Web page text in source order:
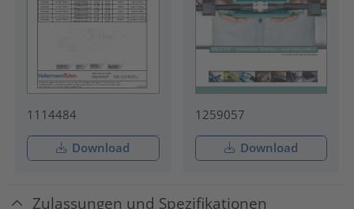
1114484
Download
1259057
Download
Zulassungen und Spezifikationen